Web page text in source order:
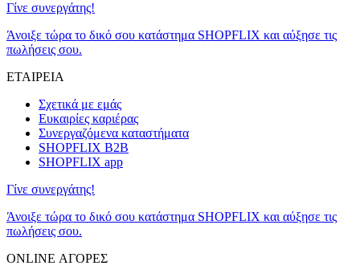
Γίνε συνεργάτης!
Άνοιξε τώρα το δικό σου κατάστημα SHOPFLIX και αύξησε τις
πωλήσεις σου.
ΕΤΑΙΡΕΙΑ
Σχετικά με εμάς
Ευκαιρίες καριέρας
Συνεργαζόμενα καταστήματα
SHOPFLIX B2B
SHOPFLIX app
Γίνε συνεργάτης!
Άνοιξε τώρα το δικό σου κατάστημα SHOPFLIX και αύξησε τις
πωλήσεις σου.
ONLINE ΑΓΟΡΕΣ